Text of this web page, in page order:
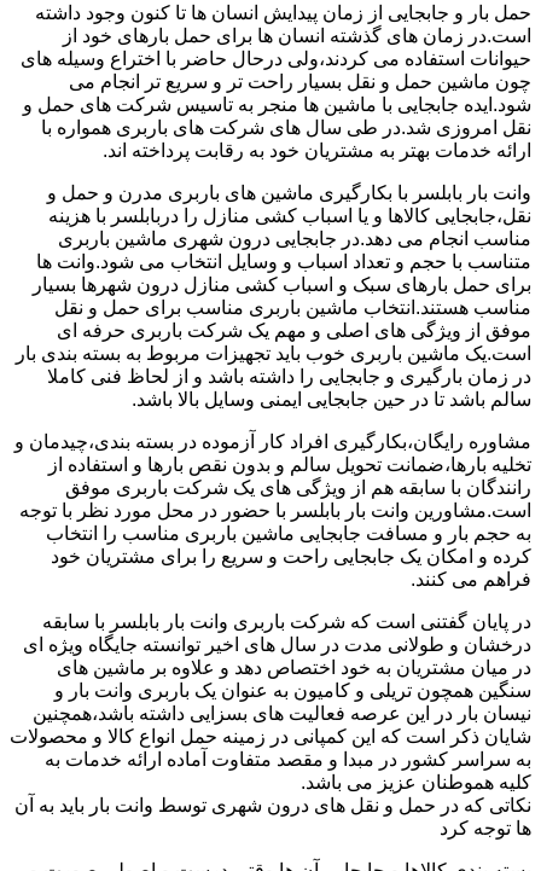
حمل بار و جابجایی از زمان پیدایش انسان ها تا کنون وجود داشته
است.در زمان های گذشته انسان ها برای حمل بارهای خود از
حیوانات استفاده می کردند،ولی درحال حاضر با اختراع وسیله های
چون ماشین حمل و نقل بسیار راحت تر و سریع تر انجام می
شود.ایده جابجایی با ماشین ها منجر به تاسیس شرکت های حمل و
نقل امروزی شد.در طی سال های شرکت های باربری همواره با
ارائه خدمات بهتر به مشتریان خود به رقابت پرداخته اند.
وانت بار بابلسر با بکارگیری ماشین های باربری مدرن و حمل و
نقل،جابجایی کالاها و یا اسباب کشی منازل را دربابلسر با هزینه
مناسب انجام می دهد.در جابجایی درون شهری ماشین باربری
متناسب با حجم و تعداد اسباب و وسایل انتخاب می شود.وانت ها
برای حمل بارهای سبک و اسباب کشی منازل درون شهرها بسیار
مناسب هستند.انتخاب ماشین باربری مناسب برای حمل و نقل
موفق از ویژگی های اصلی و مهم یک شرکت باربری حرفه ای
است.یک ماشین باربری خوب باید تجهیزات مربوط به بسته بندی بار
در زمان بارگیری و جابجایی را داشته باشد و از لحاظ فنی کاملا
سالم باشد تا در حین جابجایی ایمنی وسایل بالا باشد.
مشاوره رایگان،بکارگیری افراد کار آزموده در بسته بندی،چیدمان و
تخلیه بارها،ضمانت تحویل سالم و بدون نقص بارها و استفاده از
رانندگان با سابقه هم از ویژگی های یک شرکت باربری موفق
است.مشاورین وانت بار بابلسر با حضور در محل مورد نظر با توجه
به حجم بار و مسافت جابجایی ماشین باربری مناسب را انتخاب
کرده و امکان یک جابجایی راحت و سریع را برای مشتریان خود
فراهم می کنند.
در پایان گفتنی است که شرکت باربری وانت بار بابلسر با سابقه
درخشان و طولانی مدت در سال های اخیر توانسته جایگاه ویژه ای
در میان مشتریان به خود اختصاص دهد و علاوه بر ماشین های
سنگین همچون تریلی و کامیون به عنوان یک باربری وانت بار و
نیسان بار در این عرصه فعالیت های بسزایی داشته باشد،همچنین
شایان ذکر است که این کمپانی در زمینه حمل انواع کالا و محصولات
به سراسر کشور در مبدا و مقصد متفاوت آماده ارائه خدمات به
کلیه هموطنان عزیز می باشد.
نکاتی که در حمل و نقل های درون شهری توسط وانت بار باید به آن
ها توجه کرد